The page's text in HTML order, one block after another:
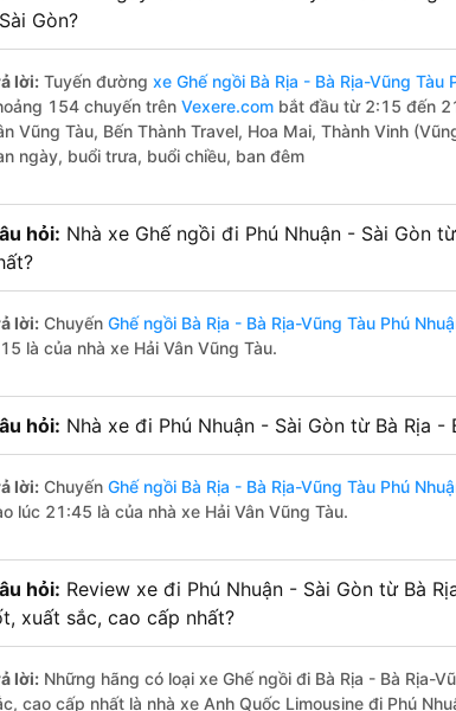
Gòn?
lời: Tuyến đường xe Ghế ngồi Bà Rịa - Bà Rịa-Vũng Tàu
154 chuyến trên Vexere.com bắt đầu từ 2:15 đến
Vũng Tàu, Bến Thành Travel, Hoa Mai, Thành Vinh
ngày, buổi trưa, buổi chiều, ban đêm
hỏi: Nhà xe Ghế ngồi đi Phú Nhuận - Sài Gòn
lời: Chuyến Ghế ngồi Bà Rịa - Bà Rịa-Vũng Tàu Phú
là của nhà xe Hải Vân Vũng Tàu.
hỏi: Nhà xe đi Phú Nhuận - Sài Gòn từ Bà Rịa -
lời: Chuyến Ghế ngồi Bà Rịa - Bà Rịa-Vũng Tàu Phú
lúc 21:45 là của nhà xe Hải Vân Vũng Tàu.
hỏi: Review xe đi Phú Nhuận - Sài Gòn từ Bà
xuất sắc, cao cấp nhất?
lời: Những hãng có loại xe Ghế ngồi đi Bà Rịa - Bà Rịa-
cao cấp nhất là nhà xe Anh Quốc Limousine đi Phú